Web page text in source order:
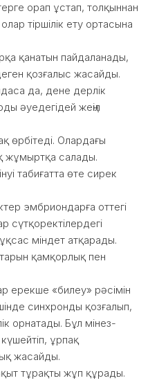
орап ұстап, толқыннан
тіршілік ету ортасына
қанатын пайдаланады,
қозғалыс жасайды.
да, дене дерлік
әуедегідей жеңіл
өрбітеді. Олардағы
жұмыртқа салады.
табиғатта өте сирек
эмбриондарға оттегі
сүтқоректілердегі
міндет атқарады.
қамқорлық пен
ерекше «билеу» рәсімін
синхронды қозғалып,
орнатады. Бұл мінез-
ұрпақ
жасайды.
тұрақты жұп құрады.